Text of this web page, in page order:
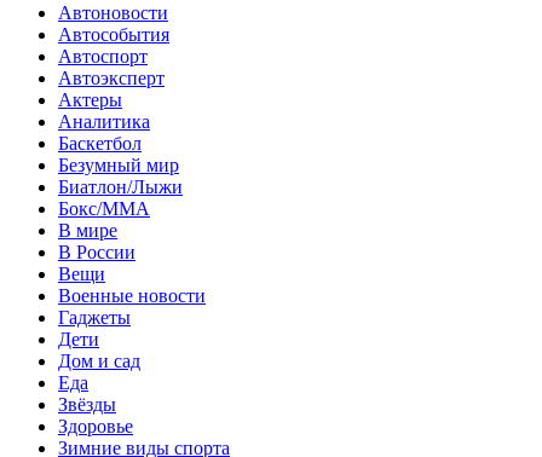
Автоновости
Автособытия
Автоспорт
Автоэксперт
Актеры
Аналитика
Баскетбол
Безумный мир
Биатлон/Лыжи
Бокс/MMA
В мире
В России
Вещи
Военные новости
Гаджеты
Дети
Дом и сад
Еда
Звёзды
Здоровье
Зимние виды спорта